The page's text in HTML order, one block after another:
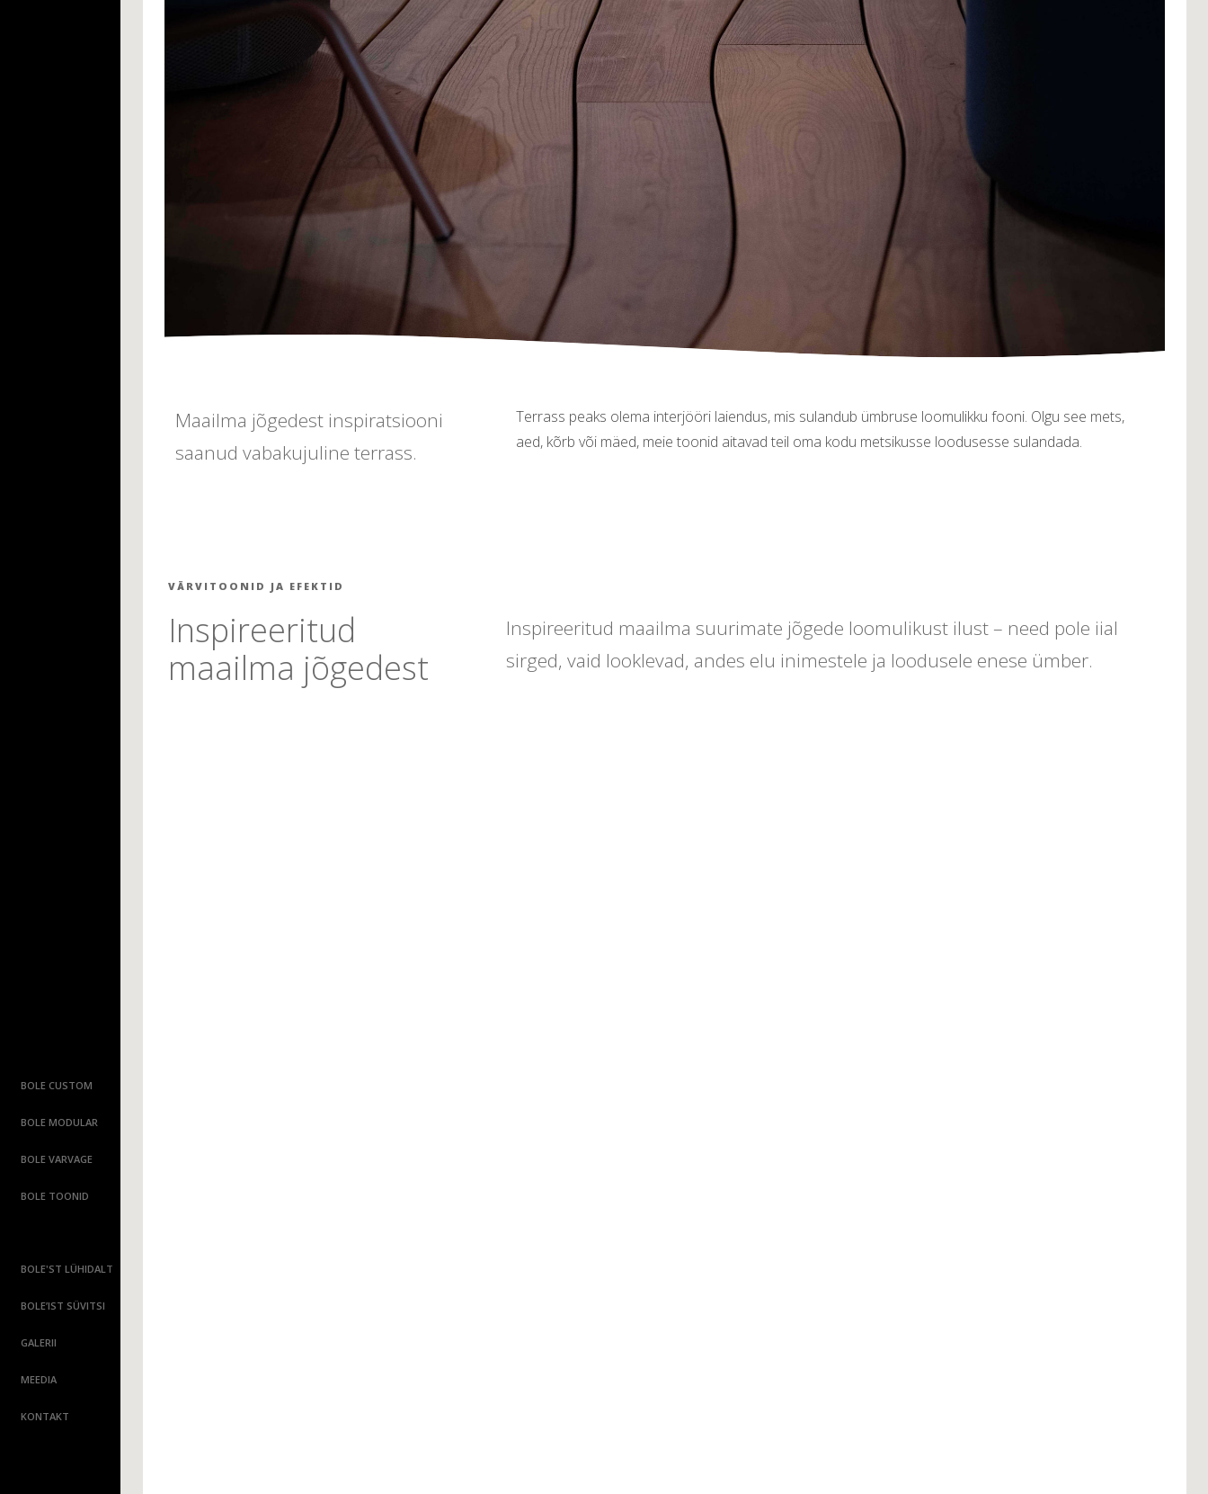
BOLE CUSTOM
BOLE MODULAR
BOLE VARVAGE
BOLE TOONID
BOLE'ST LÜHIDALT
BOLE’IST SÜVITSI
GALERII
MEEDIA
KONTAKT
Maailma jõgedest inspiratsiooni
saanud vabakujuline terrass.
Terrass peaks olema interjööri laiendus, mis sulandub ümbruse loomulikku fooni. Olgu see mets,
aed, kõrb või mäed, meie toonid aitavad teil oma kodu metsikusse loodusesse sulandada.
VÄRVITOONID JA EFEKTID
Inspireeritud
maailma jõgedest
Inspireeritud maailma suurimate jõgede loomulikust ilust – need pole iial
sirged, vaid looklevad, andes elu inimestele ja loodusele enese ümber.